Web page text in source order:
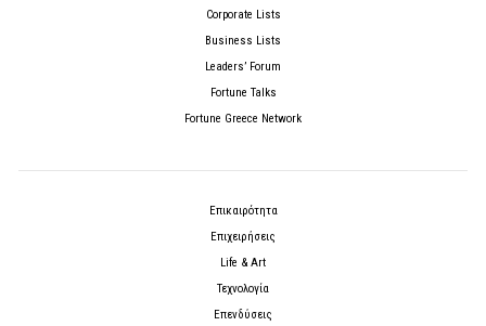
Corporate Lists
Business Lists
Leaders’ Forum
Fortune Talks
Fortune Greece Network
Επικαιρότητα
Επιχειρήσεις
Life & Art
Τεχνολογία
Επενδύσεις